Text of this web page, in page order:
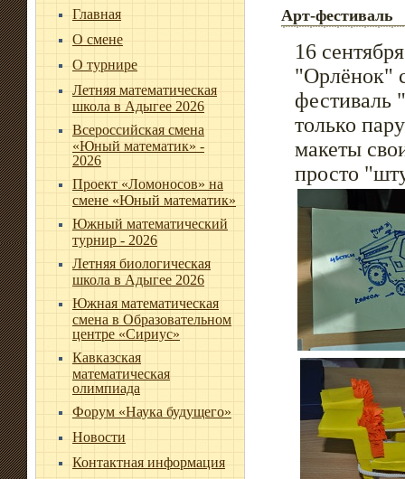
Главная
О смене
О турнире
Летняя математическая
школа в Адыгее 2026
Всероссийская смена
«Юный математик» -
2026
Проект «Ломоносов» на
смене «Юный математик»
Южный математический
турнир - 2026
Летняя биологическая
школа в Адыгее 2026
Южная математическая
смена в Образовательном
центре «Сириус»
Кавказская
математическая
олимпиада
Форум «Наука будущего»
Новости
Контактная информация
Арт-фестиваль
16
"Орлёнок"
только
макеты
просто